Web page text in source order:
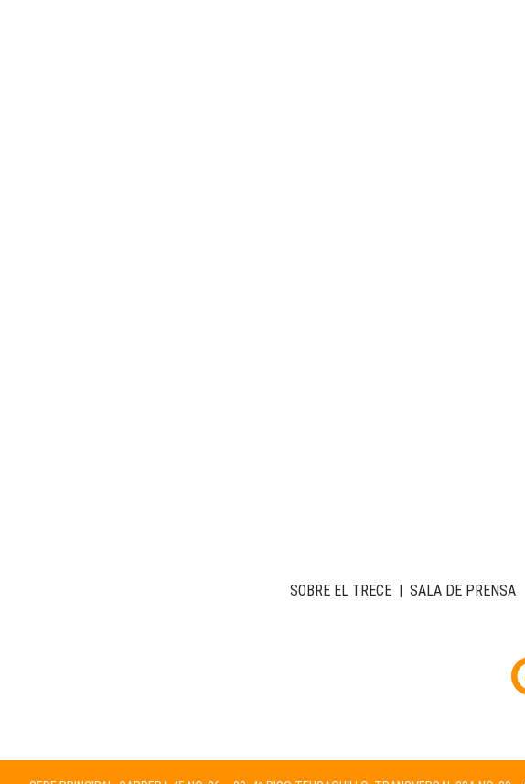
SOBRE EL TRECE | SALA DE PRENSA